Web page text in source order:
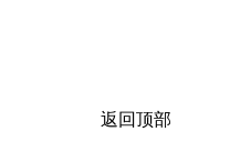
返回顶部